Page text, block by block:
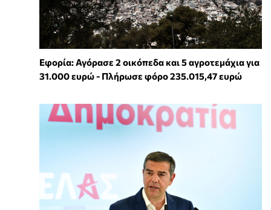
Εφορία: Αγόρασε 2 οικόπεδα και 5 αγροτεμάχια για
31.000 ευρώ - Πλήρωσε φόρο 235.015,47 ευρώ